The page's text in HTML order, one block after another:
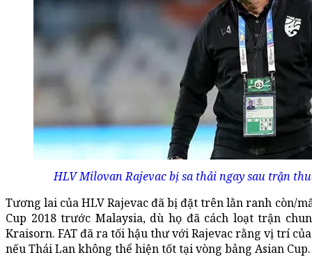
HLV Milovan Rajevac bị sa thải ngay sau trận
Tương lai của HLV Rajevac đã bị đặt trên lằn ranh còn/
Cup 2018 trước Malaysia, dù họ đã cách loạt trận
Kraisorn. FAT đã ra tối hậu thư với Rajevac rằng vị trí
nếu Thái Lan không thể hiện tốt tại vòng bảng Asian Cup.